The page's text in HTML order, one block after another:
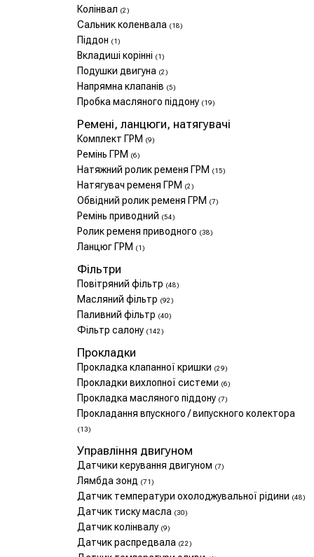
Колінвал (2)
Сальник коленвала (18)
Піддон (1)
Вкладиші корінні (1)
Подушки двигуна (2)
Напрямна клапанів (5)
Пробка масляного піддону (19)
Ремені, ланцюги, натягувачі
Комплект ГРМ (9)
Ремінь ГРМ (6)
Натяжний ролик ременя ГРМ (15)
Натягувач ременя ГРМ (2)
Обвідний ролик ременя ГРМ (7)
Ремінь приводний (54)
Ролик ременя приводного (38)
Ланцюг ГРМ (1)
Фільтри
Повітряний фільтр (48)
Масляний фільтр (92)
Паливний фільтр (40)
Фільтр салону (142)
Прокладки
Прокладка клапанної кришки (29)
Прокладки вихлопної системи (6)
Прокладка масляного піддону (7)
Прокладання впускного / випускного колектора
(13)
Управління двигуном
Датчики керування двигуном (7)
Лямбда зонд (71)
Датчик температури охолоджувальної рідини (48)
Датчик тиску масла (30)
Датчик колінвалу (9)
Датчик распредвала (22)